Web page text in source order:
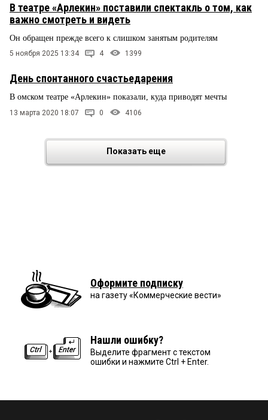
В театре «Арлекин» поставили спектакль о том, как
важно смотреть и видеть
Он обращен прежде всего к слишком занятым родителям
5 ноября 2025 13:34 4 1399
День спонтанного счастьедарения
В омском театре «Арлекин» показали, куда приводят мечты
13 марта 2020 18:07 0 4106
Показать еще
Оформите подписку
на газету «Коммерческие вести»
Нашли ошибку?
Выделите фрагмент с текстом
ошибки и нажмите Ctrl + Enter.